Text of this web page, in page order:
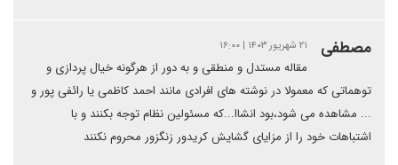
مصطفی ۲۱ شهریور ۱۴۰۳ | ۱۶:۰۰
مقاله مستدل و منطقی و به دور از هرگونه خیال پردازی و
توهماتی که معمولا در نوشته های افرادی مانند احمد کاظمی یا رائفی پور و
... مشاهده می شود،بود انشاا...که مسئولین نظام توجه بکنند و با
اشتباهات خود را از مزایای گشایش کریدور زنگزور محروم نکنند